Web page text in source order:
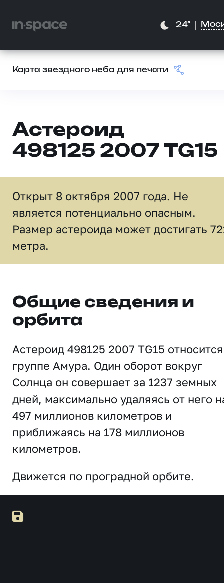
24°
Карта звездного неба для печати
Астероид
498125 2007 TG15
Открыт 8 октября 2007 года. Не
является потенциально опасным.
Размер астероида может достигать
метра.
Общие сведения и
орбита
Астероид 498125 2007 TG15
группе Амура. Один оборот вокруг
Солнца он совершает за 1237 земных
дней, максимально удаляясь от него
497 миллионов километров и
приближаясь на 178 миллионов
километров.
Движется по проградной орбите.